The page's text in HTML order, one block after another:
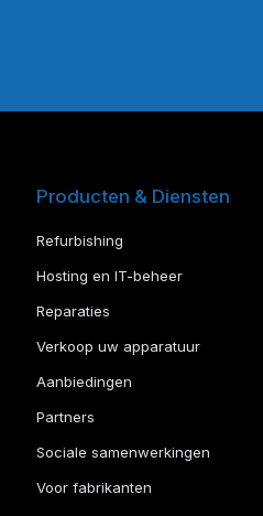
Producten & Diensten
Refurbishing
Hosting en IT-beheer
Reparaties
Verkoop uw apparatuur
Aanbiedingen
Partners
Sociale samenwerkingen
Voor fabrikanten